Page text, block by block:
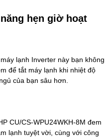
hẹn giờ hoạt
lạnh Inverter này bạn không
để tắt máy lạnh khi nhiệt độ
của bạn sâu hơn.
CU/CS-WPU24WKH-8M đem
lạnh tuyệt vời, cùng với công